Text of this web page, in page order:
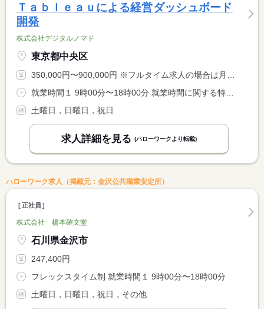
Ｔａｂｌｅａｕによる経営ダッシュボード
開発
株式会社デジタルノマド
東京都中央区
350,000円〜900,000円 ※フルタイム求人の場合は月額（換算額）、パート求人の場合は時間額を表示しています。
土曜日，日曜日，祝日
求人詳細を見る (ハローワークより転載)
ハローワーク求人（掲載元：金沢公共職業安定所）
正社員
株式会社 橋本確文堂
石川県金沢市
247,400円
フレックスタイム制 就業時間１ 9時00分〜18時00分
土曜日，日曜日，祝日，その他